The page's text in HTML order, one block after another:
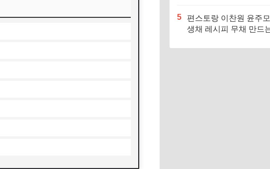
5
편스토랑 이찬원 윤주
생채 레시피 무채 만드